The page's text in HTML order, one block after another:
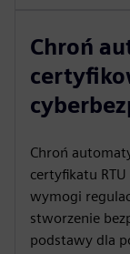
Chroń
Chroń
certyfikatu
wymogi
stworzenie
podstawy dla